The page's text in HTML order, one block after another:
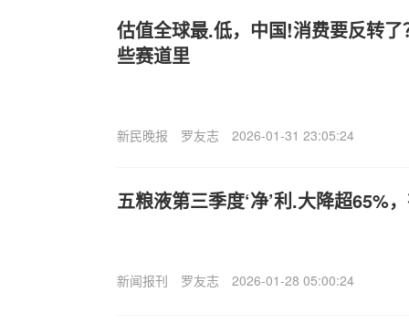
估值全球最.低，中国!消费要反转
些赛道里
新民晚报 罗友志 2026-01-31 23:05:24
五粮液第三季度‘净’利.大降超65%
新闻报刊 罗友志 2026-01-28 05:00:24